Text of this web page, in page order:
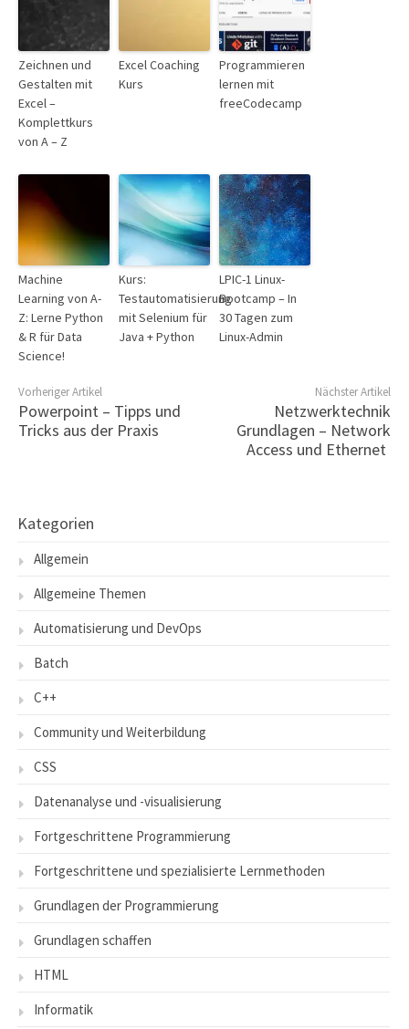
Zeichnen und
Gestalten mit
Excel –
Komplettkurs
von A – Z
Excel Coaching
Kurs
Programmieren
lernen mit
freeCodecamp
Machine
Learning von A-
Z: Lerne Python
& R für Data
Science!
Kurs:
Testautomatisierung
mit Selenium für
Java + Python
LPIC-1 Linux-
Bootcamp – In
30 Tagen zum
Linux-Admin
Vorheriger Artikel
Powerpoint – Tipps und
Tricks aus der Praxis
Nächster Artikel
Netzwerktechnik
Grundlagen – Network
Access und Ethernet
Kategorien
Allgemein
Allgemeine Themen
Automatisierung und DevOps
Batch
C++
Community und Weiterbildung
CSS
Datenanalyse und -visualisierung
Fortgeschrittene Programmierung
Fortgeschrittene und spezialisierte Lernmethoden
Grundlagen der Programmierung
Grundlagen schaffen
HTML
Informatik